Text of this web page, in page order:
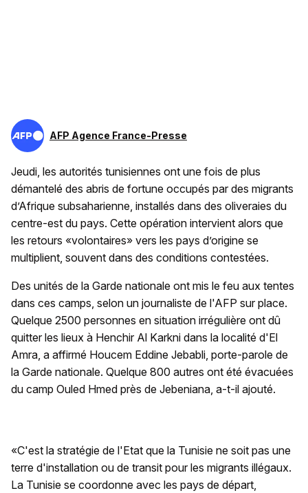
AFP Agence France-Presse
Jeudi, les autorités tunisiennes ont une fois de plus
démantelé des abris de fortune occupés par des migrants
d’Afrique subsaharienne, installés dans des oliveraies du
centre-est du pays. Cette opération intervient alors que
les retours «volontaires» vers les pays d’origine se
multiplient, souvent dans des conditions contestées.
Des unités de la Garde nationale ont mis le feu aux tentes
dans ces camps, selon un journaliste de l'AFP sur place.
Quelque 2500 personnes en situation irrégulière ont dû
quitter les lieux à Henchir Al Karkni dans la localité d'El
Amra, a affirmé Houcem Eddine Jebabli, porte-parole de
la Garde nationale. Quelque 800 autres ont été évacuées
du camp Ouled Hmed près de Jebeniana, a-t-il ajouté.
«C'est la stratégie de l'Etat que la Tunisie ne soit pas une
terre d'installation ou de transit pour les migrants illégaux.
La Tunisie se coordonne avec les pays de départ,